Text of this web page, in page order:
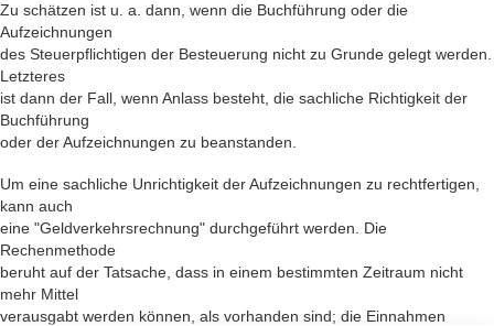
Zu schätzen ist u. a. dann, wenn die Buchführung oder die
Aufzeichnungen
des Steuerpflichtigen der Besteuerung nicht zu Grunde gelegt werden.
Letzteres
ist dann der Fall, wenn Anlass besteht, die sachliche Richtigkeit der
Buchführung
oder der Aufzeichnungen zu beanstanden.
Um eine sachliche Unrichtigkeit der Aufzeichnungen zu rechtfertigen,
kann auch
eine "Geldverkehrsrechnung" durchgeführt werden. Die
Rechenmethode
beruht auf der Tatsache, dass in einem bestimmten Zeitraum nicht
mehr Mittel
verausgabt werden können, als vorhanden sind; die Einnahmen